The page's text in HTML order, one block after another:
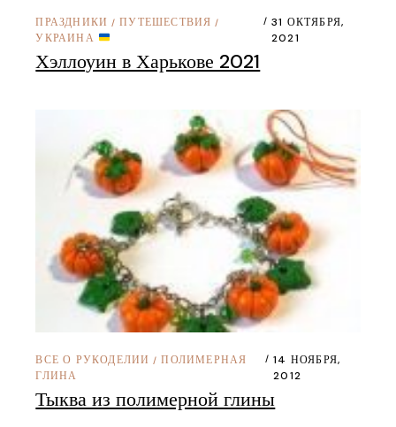
ПРАЗДНИКИ /ПУТЕШЕСТВИЯ /
УКРАИНА
31 ОКТЯБРЯ,
2021
Хэллоуин в Харькове 2021
ВСЕ О РУКОДЕЛИИ /ПОЛИМЕРНАЯ
ГЛИНА
14 НОЯБРЯ,
2012
Тыква из полимерной глины